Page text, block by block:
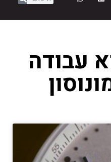
עבודה